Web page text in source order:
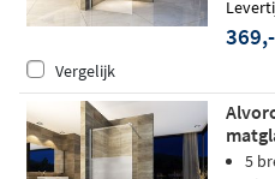
369,-
Vergelijk
5